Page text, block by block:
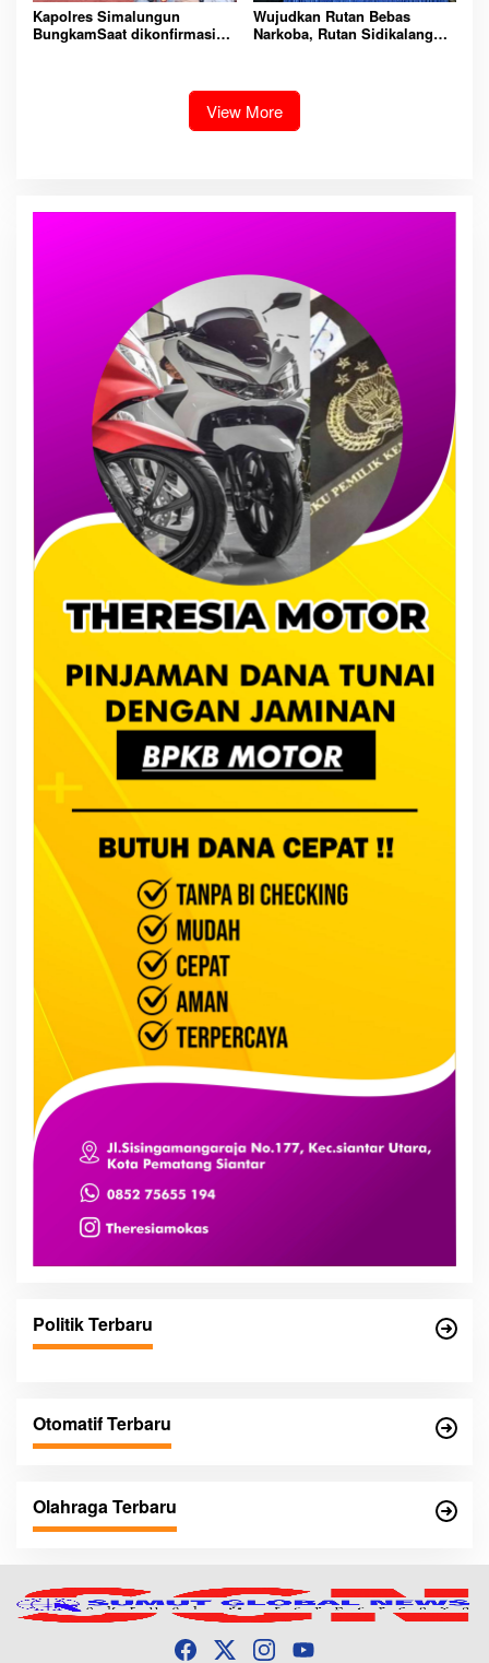
Kapolres Simalungun
BungkamSaat dikonfirmasi
Wujudkan Rutan Bebas
Narkoba, Rutan Sidikalang
View More
Politik Terbaru
Otomatif Terbaru
Olahraga Terbaru